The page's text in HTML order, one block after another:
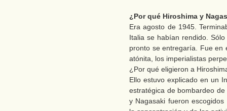
¿Por qué Hiroshima y
Era agosto de 1945.
Italia se habían rendido.
pronto se entregaría. Fue en
atónita, los imperialistas
¿Por qué eligieron a
Ello estuvo explicado en un
estratégica de bombardeo
y Nagasaki fueron